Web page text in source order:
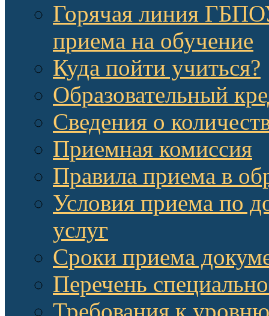
Горячая линия
приема на обучение
Куда пойти учиться?
Образовательный
Сведения о
Приемная комиссия
Правила приема в
Условия приема по
услуг
Сроки приема
Перечень
Требования к